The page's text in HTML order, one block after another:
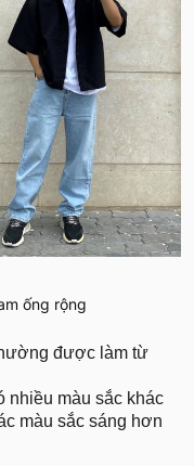
ống rộng
được làm từ
nhiều màu sắc khác
màu sắc sáng hơn